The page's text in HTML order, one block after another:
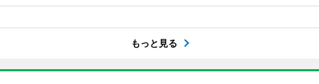
もっと見る